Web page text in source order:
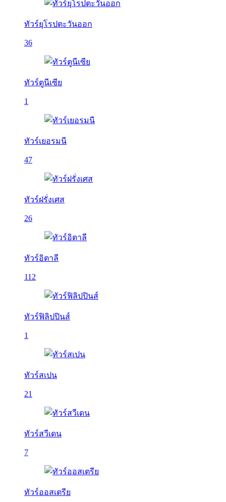
ทัวร์ยุโรปตะวันออก
36
ทัวร์ตูนีเซีย
1
ทัวร์เยอรมนี
47
ทัวร์ฝรั่งเศส
26
ทัวร์อิตาลี
112
ทัวร์ฟิลิปปินส์
1
ทัวร์สเปน
21
ทัวร์สวีเดน
7
ทัวร์ออสเตรีย